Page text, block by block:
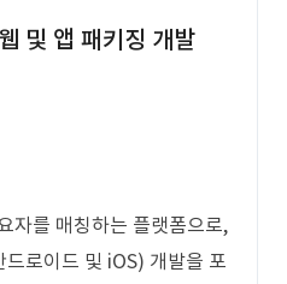
및 앱 패키징 개발
자를 매칭하는 플랫폼으로,
로이드 및 iOS) 개발을 포